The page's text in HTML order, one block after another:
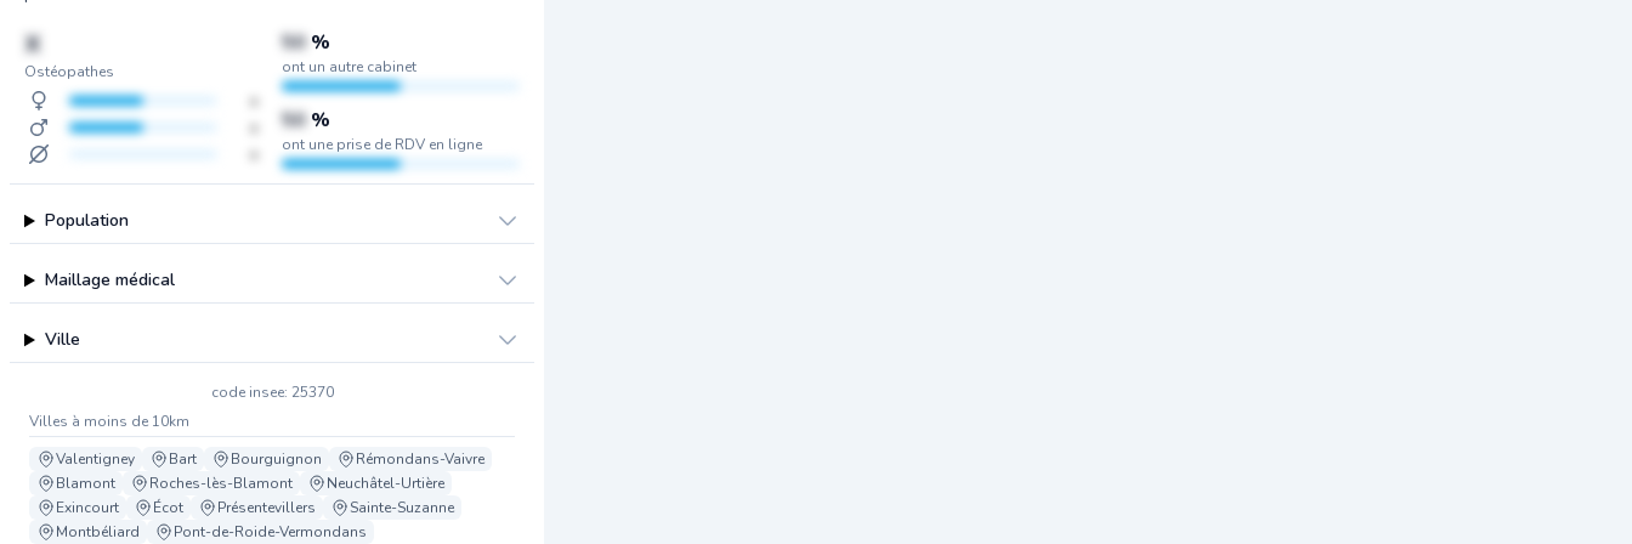
X
Ostéopathes
50 %
ont un autre cabinet
50 %
ont une prise de RDV en ligne
Population
Maillage médical
Ville
code insee: 25370
Villes à moins de 10km
Valentigney
Bart Bourguignon
Rémondans-Vaivre
Blamont
Roches-lès-Blamont
Neuchâtel-Urtière
Exincourt
Écot Présentevillers
Sainte-Suzanne
Montbéliard
Pont-de-Roide-Vermondans